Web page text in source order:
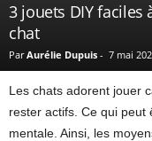
3 jouets DIY
chat
Par Aurélie Dupuis - 7 mai
Les chats adorent jouer
rester actifs. Ce qui peut
mentale. Ainsi, les